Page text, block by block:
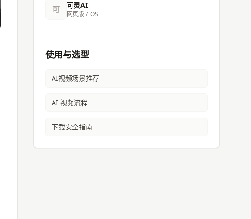
可 可灵AI
网页版 / iOS
使用与选型
AI视频场景推荐
AI 视频流程
下载安全指南